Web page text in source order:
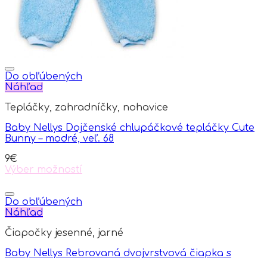
Do obľúbených
Náhľad
Tepláčky, zahradníčky, nohavice
Baby Nellys Dojčenské chlupáčkové tepláčky Cute
Bunny – modré, veľ. 68
9€
Výber možností
product
has
multiple
The
may
Do obľúbených
Náhľad
Čiapočky jesenné, jarné
Baby Nellys Rebrovaná dvojvrstvová čiapka s